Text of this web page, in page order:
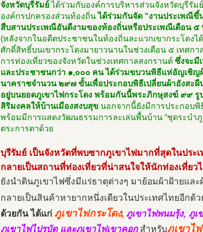
จังหวัดบุรีรัมย์ได้ร่วมกับองค์การบริหารส่วนจังหวัดบุรีรัม
องค์กรปกครองส่วนท้องถิ่นได้ร่วมกันจัด “งานประเพณีขึ้
สืบสานประเพณีอันดีงามของท้องถิ่นหรือประเพณีเดือน
(หลังจากในอดีตประชาชนในท้องถิ่นละแวกเขากระโดง
ศักดิ์สิทธิ์บนเขากระโดงมายาวนานในช่วงเดือน ๕ เทศก
การท่องเที่ยวของจังหวัดในช่วงเทศกาลสงกรานต์ ซึ่งจะมี
และประชาชนกว่า ๑,๐๐๐ คน ได้ร่วมขบวนพิธีแห่อัญเชิญ
นาคราชจำนวน ๒๙๗ ขั้นเพื่อประกอบพิธีเปลี่ยนผ้าอังสะ
อยู่บนยอดภูเขาไฟกระโดง พร้อมกันนี้พระภิกษุสงฆ์ ๙๙ รู
สิริมงคลให้บ้านเมืองสงบสุข นอกจากนี้ยังมีการประกอบพิ
พร้อมมีการแสดงวัฒนธรรมการละเล่นพื้นบ้าน “ชุดระบำภูเ
ตระการตาด้วย
บุรีรัมย์ เป็นจังหวัดที่พบซากภูเขาไฟมากที่สุดในประ
กลายเป็นสถานที่ท่องเที่ยวที่น่าสนใจให้นักท่องเที่ยว
ยังนำดินภูเขาไฟซึ่งมีแร่ธาตุต่างๆ มาย้อมผ้าฝ้ายแล
กลายเป็นสินค้าหายากหนึ่งเดียวในประเทศไทยอีกด้ว
ด้วยกัน ได้แก่ ภูเขาไฟกระโดง, ภูเขาไฟพนมรุ้ง, ภูเ
ภูเขาไฟไปรบัด และภูเขาไฟเขาคอก สำหรับภูเขาไ